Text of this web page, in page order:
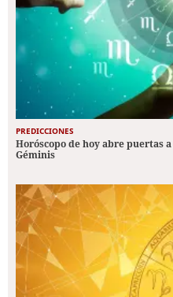
PREDICCIONES
Horóscopo de hoy abre puertas
Géminis